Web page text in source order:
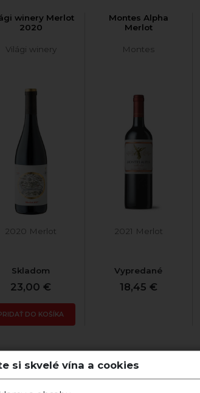
winery Merlot
2020
Világi winery
2020 Merlot
Skladom
23,00 €
DO KOŠÍKA
Montes Alpha
Merlot
Montes
2021 Merlot
Vypredané
18,45 €
2022 suché
Darčekový Blue set
víno Tajna a teriny
si skvelé vína a cookies